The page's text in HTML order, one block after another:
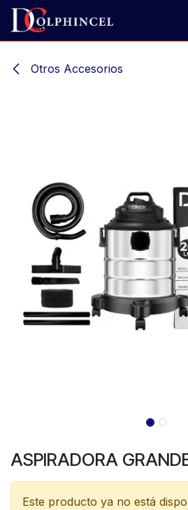
Ir al contenido
Otros Accesorios
ASPIRADORA
Este producto ya no está